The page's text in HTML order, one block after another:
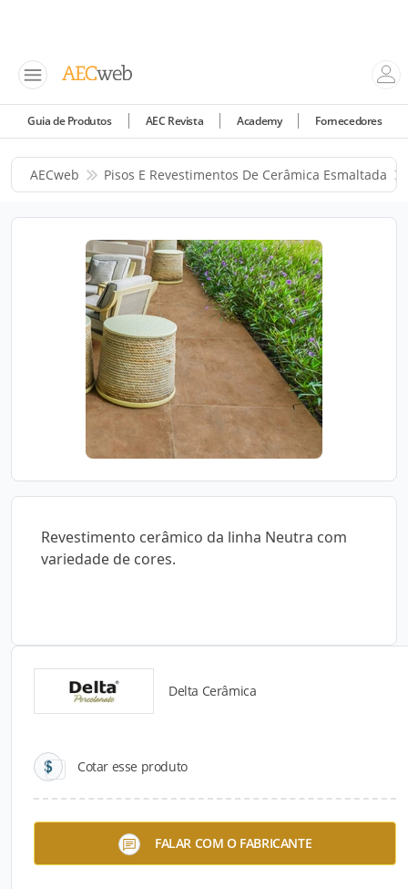
Guia de Produtos AEC Revista Academy Fornecedores
AECweb Pisos E Revestimentos De Cerâmica Esmaltada
Revestimento cerâmico da linha Neutra com
variedade de cores.
Delta Cerâmica
Cotar esse produto
FALAR COM O FABRICANTE
Catálogos para Download